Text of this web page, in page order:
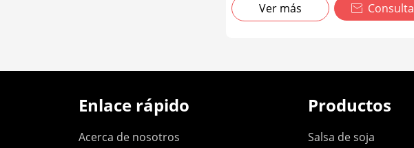
Ver más  Consulta
Enlace rápido
Acerca de nosotros
Productos
Salsa de soja